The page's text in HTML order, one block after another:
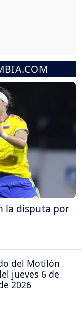
la disputa por
del Motilón
jueves 6 de
2026